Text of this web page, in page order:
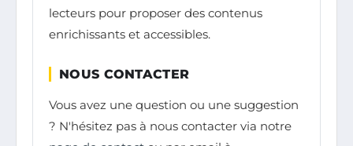
lecteurs pour proposer des contenus
enrichissants et accessibles.
NOUS CONTACTER
Vous avez une question ou une suggestion
? N'hésitez pas à nous contacter via notre